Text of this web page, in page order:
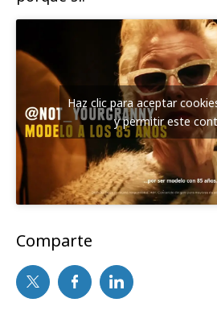
Haz clic para aceptar
y permitir este
Comparte